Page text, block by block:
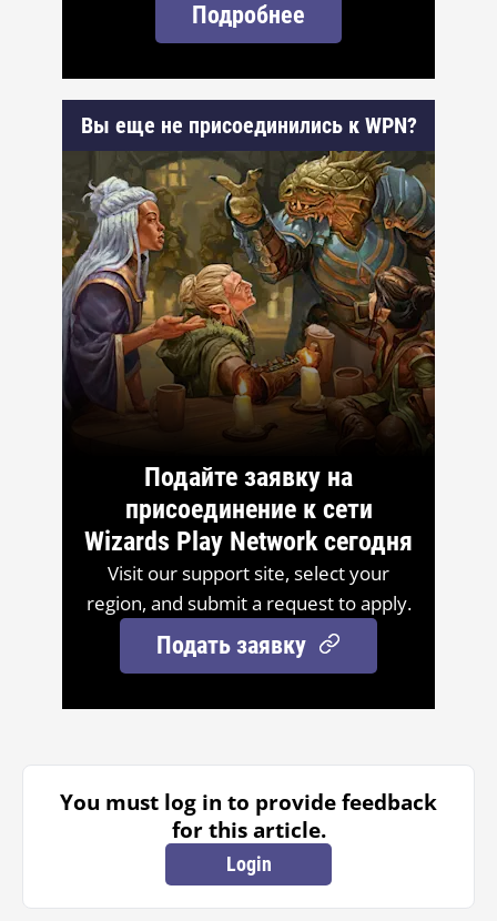
Подробнее
Вы еще не присоединились к WPN?
Подайте заявку на
присоединение к сети
Wizards Play Network сегодня
Visit our support site, select your
region, and submit a request to apply.
Подать заявку
You must log in to provide feedback
for this article.
Login